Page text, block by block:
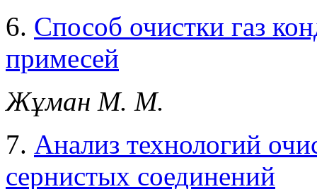
6. Способ очистки газ
примесей
Жұман М. М.
7. Анализ технологий
сернистых соединений